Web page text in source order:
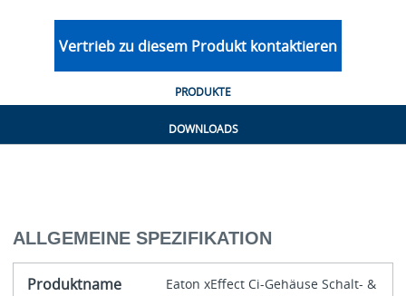
Vertrieb zu diesem Produkt kontaktieren
PRODUKTE
DOWNLOADS
ALLGEMEINE SPEZIFIKATION
Produktname
Eaton xEffect Ci-Gehäuse Schalt- &